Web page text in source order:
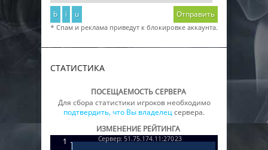
b i u Отправить
* Спам и реклама приведут к блокировке аккаунта.
СТАТИСТИКА
ПОСЕЩАЕМОСТЬ СЕРВЕРА
Для сбора статистики игроков необходимо
подтвердить, что Вы владелецсервера.
ИЗМЕНЕНИЕ РЕЙТИНГА